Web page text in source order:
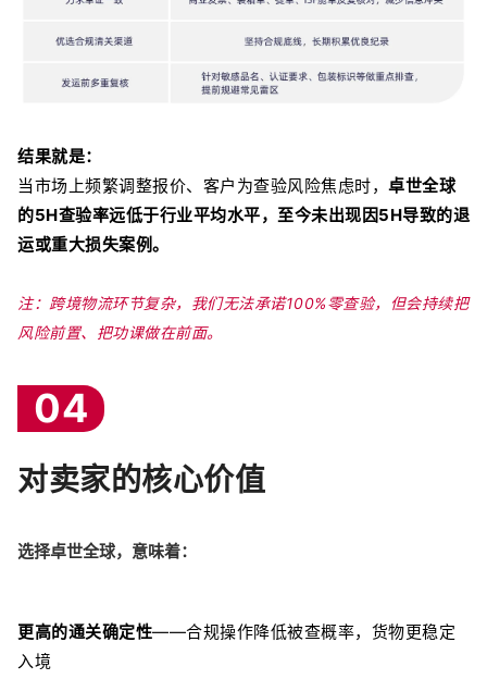
结果就是：
当市场上频繁调整报价、客户为查验风险焦虑时， 卓世全球
的5H查验率远低于行业平均水平，至今未出现因5H导致的退
运或重大损失案例。
注：跨境物流环节复杂，我们无法承诺100%零查验，但会持续把
风险前置、把功课做在前面。
04
对卖家的核心价值
选择卓世全球，意味着：
更高的通关确定性——合规操作降低被查概率，货物更稳定
入境